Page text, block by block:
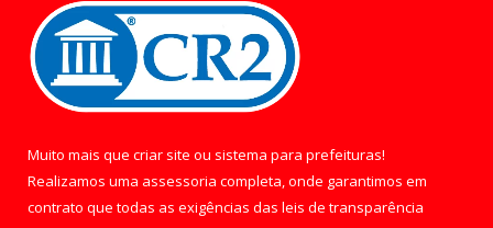
Muito mais que criar site ou sistema para prefeituras!
Realizamos uma assessoria completa, onde garantimos em
contrato que todas as exigências das leis de transparência